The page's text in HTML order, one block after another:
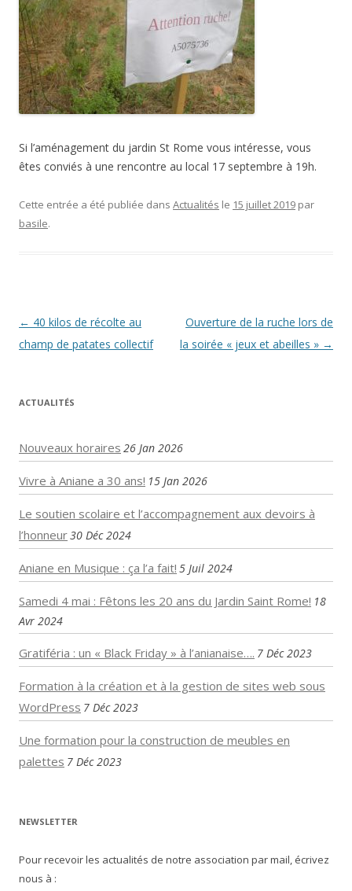
Si l’aménagement du jardin St Rome vous intéresse, vous
êtes conviés à une rencontre au local 17 septembre à 19h.
Cette entrée a été publiée dans Actualités le 15 juillet 2019 par
basile.
Navigation
des
← 40 kilos de récolte au
champ de patates collectif
Ouverture de la ruche lors de
la soirée « jeux et abeilles » →
ACTUALITÉS
Nouveaux horaires 26 Jan 2026
Vivre à Aniane a 30 ans! 15 Jan 2026
Le soutien scolaire et l’accompagnement aux devoirs à
l’honneur30 Déc 2024
Aniane en Musique : ça l’a fait! 5 Juil 2024
Samedi 4 mai : Fêtons les 20 ans du Jardin Saint Rome! 18
Avr 2024
Gratiféria : un « Black Friday » à l’anianaise…. 7 Déc 2023
Formation à la création et à la gestion de sites web sous
WordPress 7 Déc 2023
Une formation pour la construction de meubles en
palettes 7 Déc 2023
NEWSLETTER
Pour recevoir les actualités de notre association par mail, écrivez
nous à :